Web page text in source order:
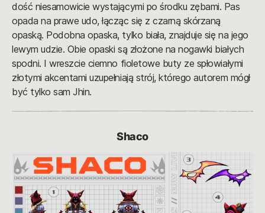
dość niesamowicie wystającymi po środku zębami. Pas
opada na prawe udo, łącząc się z czarną skórzaną
opaską. Podobna opaska, tylko biała, znajduje się na jego
lewym udzie. Obie opaski są złożone na nogawki białych
spodni. I wreszcie ciemno fioletowe buty ze spłowiałymi
złotymi akcentami uzupełniają strój, którego autorem mógł
być tylko sam Jhin.
Shaco